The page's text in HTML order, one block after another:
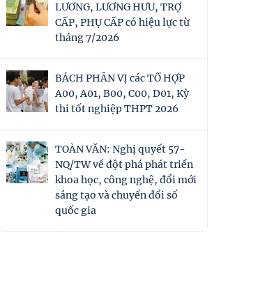
LƯƠNG, LƯƠNG HƯU, TRỢ
CẤP, PHỤ CẤP có hiệu lực từ
tháng 7/2026
BÁCH PHÂN VỊ các TỔ HỢP
A00, A01, B00, C00, D01, Kỳ
thi tốt nghiệp THPT 2026
TOÀN VĂN: Nghị quyết 57-
NQ/TW về đột phá phát triển
khoa học, công nghệ, đổi mới
sáng tạo và chuyển đổi số
quốc gia